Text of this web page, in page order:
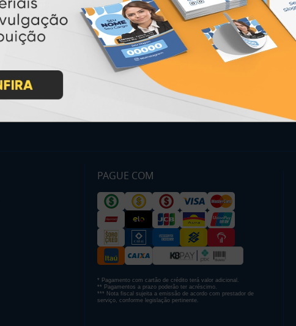
Como Comprar
Como exportar em
Garantia
Montagem e Fechamento de
Arquivo
Perguntas Frequentes
PAGUE COM
* Pagamento com cartão de crédito terá valor adicional.
** Pagamentos a prazo poderão ter acréscimo.
*** Nota fiscal sujeita a emissão de acordo com prestador de
serviço, conforme legislação pertinente.